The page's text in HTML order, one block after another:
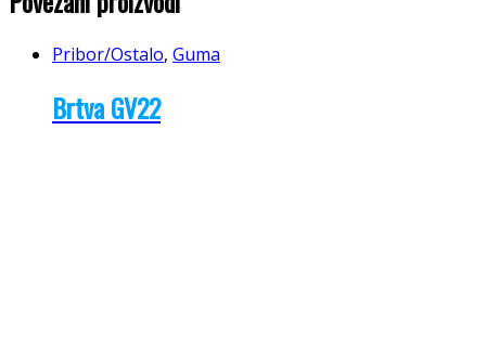
Pribor/Ostalo, Guma
Brtva GV22